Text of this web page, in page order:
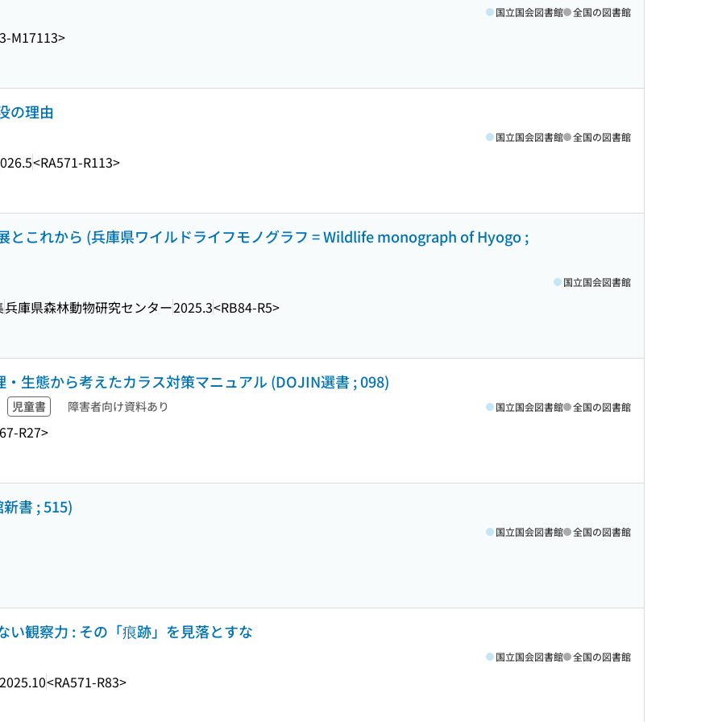
M17113>
国立国会図書館 全国の図書館
の理由
<RA571-R113>
国立国会図書館 全国の図書館
とこれから (兵庫県ワイルドライフモノグラフ = Wildlife monograph of Hyogo ;
兵庫県森林動物研究センター2025.3<RB84-R5>
国立国会図書館
生態から考えたカラス対策マニュアル (DOJIN選書 ; 098)
児童書 障害者向け資料あり
R27>
国立国会図書館 全国の図書館
書 ; 515)
国立国会図書館 全国の図書館
い観察力 : その「痕跡」を見落とすな
2025.10<RA571-R83>
国立国会図書館 全国の図書館